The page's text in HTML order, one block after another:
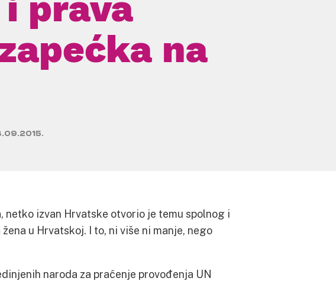
na
netko izvan Hrvatske otvorio je temu spolnog i
u Hrvatskoj. I to, ni više ni manje, nego
naroda za praćenje provođenja UN